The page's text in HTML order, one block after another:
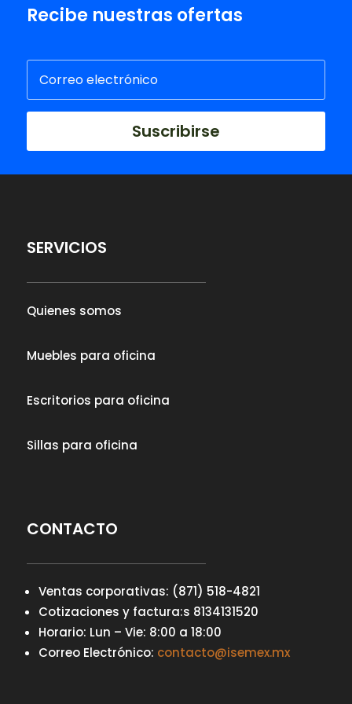
Recibe nuestras ofertas
Suscribirse
SERVICIOS
Quienes somos
Muebles para oficina
Escritorios para oficina
Sillas para oficina
CONTACTO
Ventas corporativas: (871) 518-4821
Cotizaciones y factura:s 8134131520
Horario: Lun – Vie: 8:00 a 18:00
Correo Electrónico: contacto@isemex.mx